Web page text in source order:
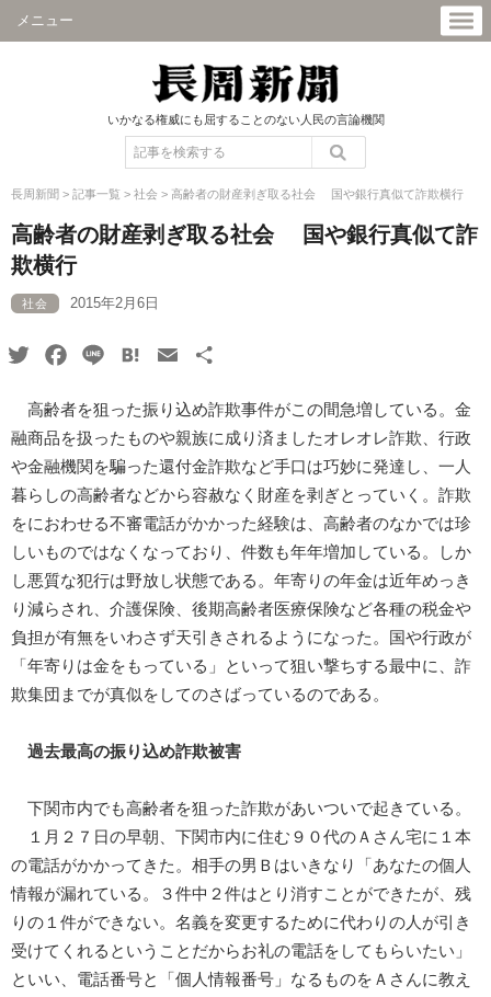
メニュー
いかなる権威にも屈することのない人民の言論機関
長周新聞 > 記事一覧 > 社会 > 高齢者の財産剥ぎ取る社会 国や銀行真似て詐欺横行
高齢者の財産剥ぎ取る社会 国や銀行真似て詐
欺横行
社会 2015年2月6日
TwitterFacebook
Line HatenaEmail
高齢者を狙った振り込め詐欺事件がこの間急増している。金
融商品を扱ったものや親族に成り済ましたオレオレ詐欺、行政
や金融機関を騙った還付金詐欺など手口は巧妙に発達し、一人
暮らしの高齢者などから容赦なく財産を剥ぎとっていく。詐欺
をにおわせる不審電話がかかった経験は、高齢者のなかでは珍
しいものではなくなっており、件数も年年増加している。しか
し悪質な犯行は野放し状態である。年寄りの年金は近年めっき
り減らされ、介護保険、後期高齢者医療保険など各種の税金や
負担が有無をいわさず天引きされるようになった。国や行政が
「年寄りは金をもっている」といって狙い撃ちする最中に、詐
欺集団までが真似をしてのさばっているのである。
過去最高の振り込め詐欺被害
下関市内でも高齢者を狙った詐欺があいついで起きている。
１月２７日の早朝、下関市内に住む９０代のＡさん宅に１本
の電話がかかってきた。相手の男Ｂはいきなり「あなたの個人
情報が漏れている。３件中２件はとり消すことができたが、残
りの１件ができない。名義を変更するために代わりの人が引き
受けてくれるということだからお礼の電話をしてもらいたい」
といい、電話番号と「個人情報番号」なるものをＡさんに教え